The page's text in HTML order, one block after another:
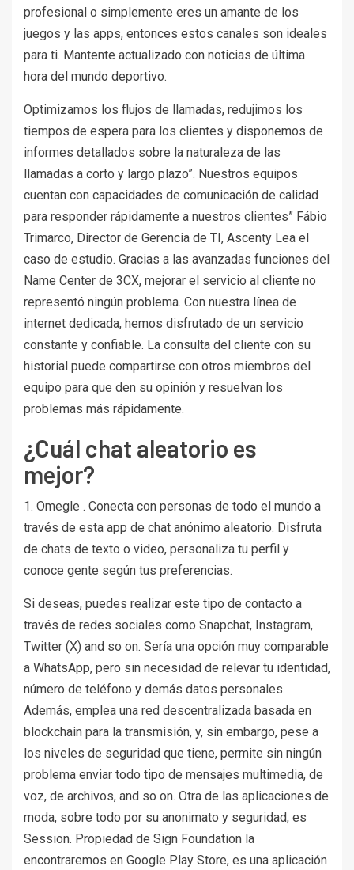
profesional o simplemente eres un amante de los
juegos y las apps, entonces estos canales son ideales
para ti. Mantente actualizado con noticias de última
hora del mundo deportivo.
Optimizamos los flujos de llamadas, redujimos los
tiempos de espera para los clientes y disponemos de
informes detallados sobre la naturaleza de las
llamadas a corto y largo plazo”. Nuestros equipos
cuentan con capacidades de comunicación de calidad
para responder rápidamente a nuestros clientes” Fábio
Trimarco, Director de Gerencia de TI, Ascenty Lea el
caso de estudio. Gracias a las avanzadas funciones del
Name Center de 3CX, mejorar el servicio al cliente no
representó ningún problema. Con nuestra línea de
internet dedicada, hemos disfrutado de un servicio
constante y confiable. La consulta del cliente con su
historial puede compartirse con otros miembros del
equipo para que den su opinión y resuelvan los
problemas más rápidamente.
¿Cuál chat aleatorio es
mejor?
1. Omegle . Conecta con personas de todo el mundo a
través de esta app de chat anónimo aleatorio. Disfruta
de chats de texto o video, personaliza tu perfil y
conoce gente según tus preferencias.
Si deseas, puedes realizar este tipo de contacto a
través de redes sociales como Snapchat, Instagram,
Twitter (X) and so on. Sería una opción muy comparable
a WhatsApp, pero sin necesidad de relevar tu identidad,
número de teléfono y demás datos personales.
Además, emplea una red descentralizada basada en
blockchain para la transmisión, y, sin embargo, pese a
los niveles de seguridad que tiene, permite sin ningún
problema enviar todo tipo de mensajes multimedia, de
voz, de archivos, and so on. Otra de las aplicaciones de
moda, sobre todo por su anonimato y seguridad, es
Session. Propiedad de Sign Foundation la
encontraremos en Google Play Store, es una aplicación